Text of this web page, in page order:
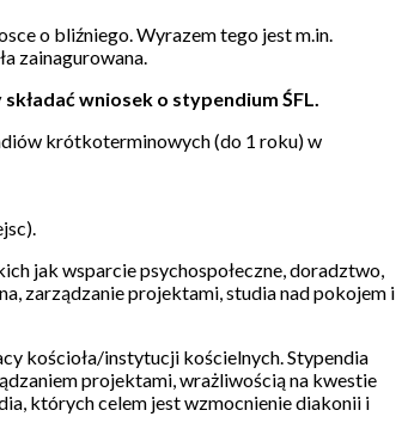
o bliźniego. Wyrazem tego jest m.in.
zainagurowana.
wniosek o stypendium ŚFL.
krótkoterminowych (do 1 roku) w
jak wsparcie psychospołeczne, doradztwo,
zarządzanie projektami, studia nad pokojem i
kościoła/instytucji kościelnych. Stypendia
projektami, wrażliwością na kwestie
których celem jest wzmocnienie diakonii i